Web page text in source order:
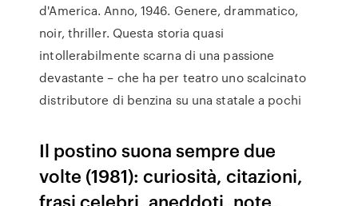
d'America. Anno, 1946. Genere, drammatico,
noir, thriller. Questa storia quasi
intollerabilmente scarna di una passione
devastante – che ha per teatro uno scalcinato
distributore di benzina su una statale a pochi
Il postino suona sempre due
volte (1981): curiosità, citazioni,
frasi celebri, aneddoti, note,